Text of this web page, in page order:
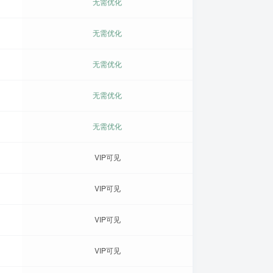
无需优化
无需优化
无需优化
无需优化
VIP可见
VIP可见
VIP可见
VIP可见